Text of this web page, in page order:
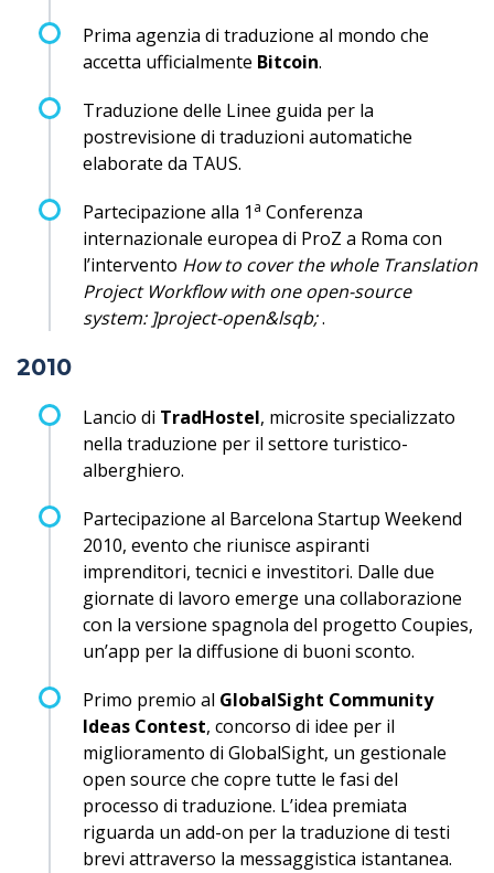
Prima agenzia di traduzione al mondo che
accetta ufficialmente Bitcoin.
Traduzione delle Linee guida per la
postrevisione di traduzioni automatiche
elaborate da TAUS.
Partecipazione alla 1 a Conferenza
internazionale europea di ProZ a Roma con
l’intervento How to cover the whole Translation
Project Workflow with one open-source
system: ]project-open&lsqb;.
2010
Lancio di TradHostel, microsite specializzato
nella traduzione per il settore turistico-
alberghiero.
Partecipazione al Barcelona Startup Weekend
2010, evento che riunisce aspiranti
imprenditori, tecnici e investitori. Dalle due
giornate di lavoro emerge una collaborazione
con la versione spagnola del progetto Coupies,
un’app per la diffusione di buoni sconto.
Primo premio al GlobalSight Community
Ideas Contest, concorso di idee per il
miglioramento di GlobalSight, un gestionale
open source che copre tutte le fasi del
processo di traduzione. L’idea premiata
riguarda un add-on per la traduzione di testi
brevi attraverso la messaggistica istantanea.